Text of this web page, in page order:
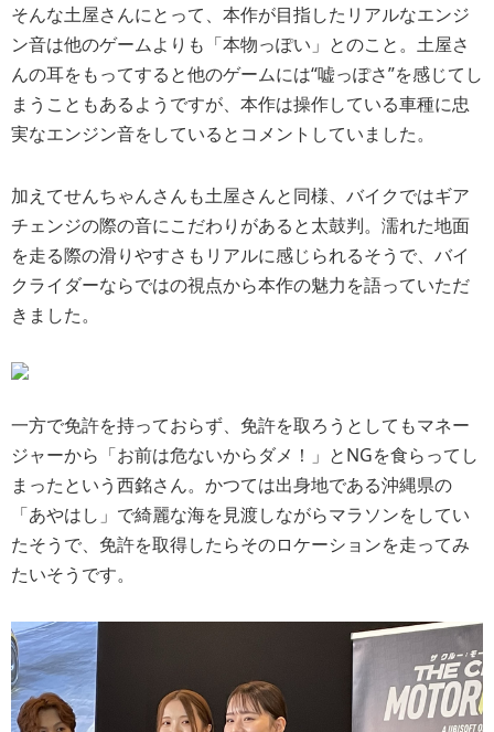
そんな土屋さんにとって、本作が目指したリアルなエンジ
ン音は他のゲームよりも「本物っぽい」とのこと。土屋さ
んの耳をもってすると他のゲームには“嘘っぽさ”を感じてし
まうこともあるようですが、本作は操作している車種に忠
実なエンジン音をしているとコメントしていました。
加えてせんちゃんさんも土屋さんと同様、バイクではギア
チェンジの際の音にこだわりがあると太鼓判。濡れた地面
を走る際の滑りやすさもリアルに感じられるそうで、バイ
クライダーならではの視点から本作の魅力を語っていただ
きました。
一方で免許を持っておらず、免許を取ろうとしてもマネー
ジャーから「お前は危ないからダメ！」とNGを食らってし
まったという西銘さん。かつては出身地である沖縄県の
「あやはし」で綺麗な海を見渡しながらマラソンをしてい
たそうで、免許を取得したらそのロケーションを走ってみ
たいそうです。